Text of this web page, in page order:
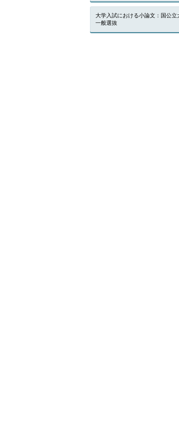
大学入試における小論文：国公立
一般選抜